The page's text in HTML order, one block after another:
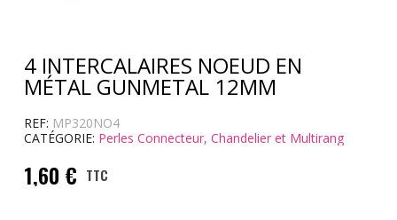
4 INTERCALAIRES NOEUD EN
MÉTAL GUNMETAL 12MM
REF MP320NO4
CATÉGORIE Perles Connecteur, Chandelier et Multirang
1,60 € TTC